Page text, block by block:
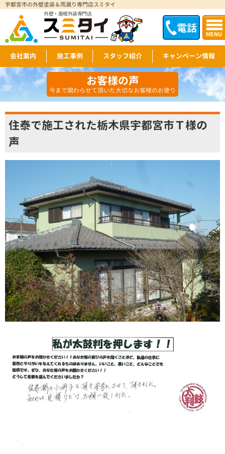
電話 MENU
宇都宮市の外壁塗装＆雨漏り専門店スミタイ
外壁・屋根外装専門店
会社案内 施工事例 スタッフ紹介 キャンペーン情報
お客様の声
今まで関わらせて頂いた大切なお客様のお便り
住泰で施工された栃木県宇都宮市Ｔ様の
声